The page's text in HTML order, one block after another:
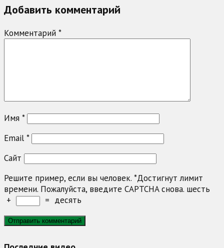
Добавить комментарий
Комментарий *
Имя *
Email *
Сайт
Решите пример, если вы человек. *Достигнут лимит
времени. Пожалуйста, введите CAPTCHA снова. шесть
+
= десять